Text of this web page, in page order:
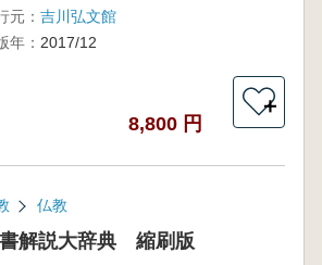
元： 吉川弘文館
年： 2017/12
8,800 円
＋
仏教
解説大辞典 縮刷版